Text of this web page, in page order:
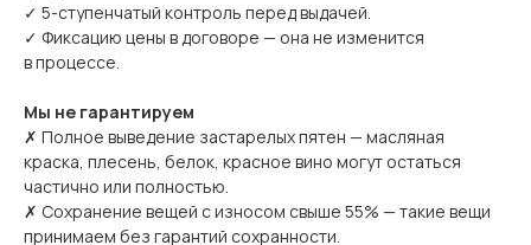
✓ 5-ступенчатый контроль перед выдачей.
✓ Фиксацию цены в договоре — она не изменится
в процессе.
Мы не гарантируем
✗ Полное выведение застарелых пятен — масляная
краска, плесень, белок, красное вино могут остаться
частично или полностью.
✗ Сохранение вещей с износом свыше 55% — такие вещи
принимаем без гарантий сохранности.